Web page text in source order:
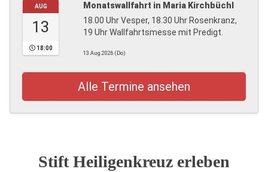
AUG
13
18:00
Monatswallfahrt in Maria Kirchbüchl
18.00 Uhr Vesper, 18.30 Uhr Rosenkranz,
19 Uhr Wallfahrtsmesse mit Predigt.
13.Aug.2026 (Do)
Alle Termine ansehen
Stift Heiligenkreuz erleben